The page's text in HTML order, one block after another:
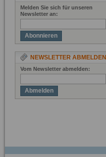
Melden Sie sich für unseren
Newsletter an:
Abonnieren
NEWSLETTER ABMELDEN
Vom Newsletter abmelden:
Abmelden